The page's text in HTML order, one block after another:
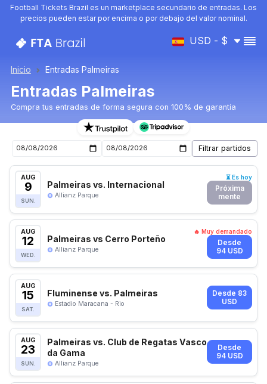
Football Tickets Brazil es un marketplace secundario de entradas. Los
precios pueden estar por encima o por debajo del valor nominal.
USD - $
Inicio Entradas Palmeiras
Entradas Palmeiras
Compra tus entradas de forma segura con 100% de garantía
Entradas para el próximo partido de Palmeiras
AUG
9
SUN.
Palmeiras vs. Internacional
Allianz Parque
⏳ Es hoy
Próxima
mente
AUG
12
WED.
Palmeiras vs Cerro Porteño
Allianz Parque
🔥 Muy demandado
Desde
94 USD
AUG
15
SAT.
Fluminense vs. Palmeiras
Estadio Maracana - Rio
Desde 83
USD
AUG
23
SUN.
Palmeiras vs. Club de Regatas Vasco
da Gama
Allianz Parque
Desde
94 USD